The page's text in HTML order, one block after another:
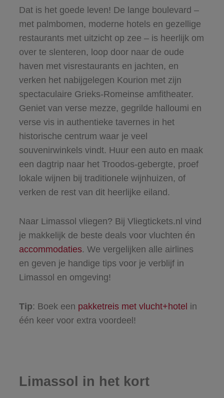
Dat is het goede leven! De lange boulevard –
met palmbomen, moderne hotels en gezellige
restaurants met uitzicht op zee – is heerlijk om
over te slenteren, loop door naar de oude
haven met visrestaurants en jachten, en
verken het nabijgelegen Kourion met zijn
spectaculaire Grieks-Romeinse amfitheater.
Geniet van verse mezze, gegrilde halloumi en
verse vis in authentieke tavernes in het
historische centrum waar je veel
souvenirwinkels vindt. Huur een auto en maak
een dagtrip naar het Troodos-gebergte, proef
lokale wijnen bij traditionele wijnhuizen, of
verken de rest van dit heerlijke eiland.
Naar Limassol vliegen? Bij Vliegtickets.nl vind
je makkelijk de beste deals voor vluchten én
accommodaties. We vergelijken alle airlines
en geven je handige tips voor je verblijf in
Limassol en omgeving!
Tip: Boek een pakketreis met vlucht+hotel in
één keer voor extra voordeel!
Limassol in het kort